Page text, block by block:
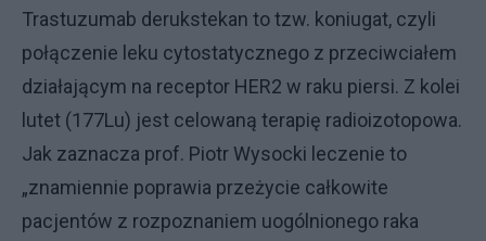
Trastuzumab derukstekan to tzw. koniugat, czyli
połączenie leku cytostatycznego z przeciwciałem
działającym na receptor HER2 w raku piersi. Z kolei
lutet (177Lu) jest celowaną terapię radioizotopowa.
Jak zaznacza prof. Piotr Wysocki leczenie to
„znamiennie poprawia przeżycie całkowite
pacjentów z rozpoznaniem uogólnionego raka